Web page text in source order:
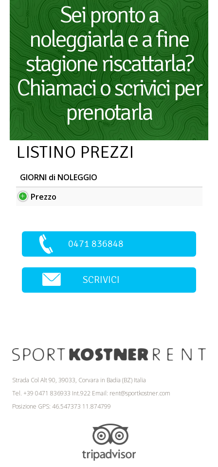
Sei pronto a
noleggiarla e a fine
stagione riscattarla?
Chiamaci o scrivici per
prenotarla
LISTINO PREZZI
GIORNI di NOLEGGIO
Prezzo
0471 836848
SCRIVICI
Strada Col Alt 90, 39033, Corvara in Badia (BZ) Italia
Tel. +39 0471 836933 Int.922 Email: rent@sportkostner.com
Posizione GPS: 46.547373 11.874799